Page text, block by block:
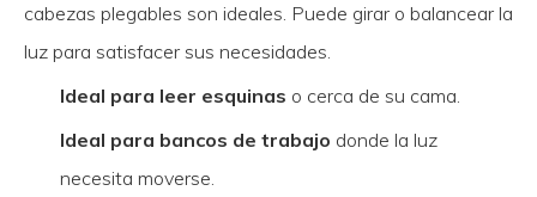
cabezas plegables son ideales. Puede girar o balancear la
luz para satisfacer sus necesidades.
Ideal para leer esquinas o cerca de su cama.
Ideal para bancos de trabajo donde la luz
necesita moverse.